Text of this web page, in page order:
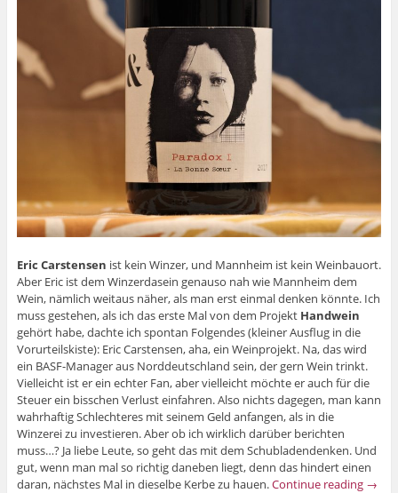
Eric Carstensen ist kein Winzer, und Mannheim ist kein Weinbauort.
Aber Eric ist dem Winzerdasein genauso nah wie Mannheim dem
Wein, nämlich weitaus näher, als man erst einmal denken könnte. Ich
muss gestehen, als ich das erste Mal von dem Projekt Handwein
gehört habe, dachte ich spontan Folgendes (kleiner Ausflug in die
Vorurteilskiste): Eric Carstensen, aha, ein Weinprojekt. Na, das wird
ein BASF-Manager aus Norddeutschland sein, der gern Wein trinkt.
Vielleicht ist er ein echter Fan, aber vielleicht möchte er auch für die
Steuer ein bisschen Verlust einfahren. Also nichts dagegen, man kann
wahrhaftig Schlechteres mit seinem Geld anfangen, als in die
Winzerei zu investieren. Aber ob ich wirklich darüber berichten
muss…? Ja liebe Leute, so geht das mit dem Schubladendenken. Und
gut, wenn man mal so richtig daneben liegt, denn das hindert einen
daran, nächstes Mal in dieselbe Kerbe zu hauen.Continue reading →